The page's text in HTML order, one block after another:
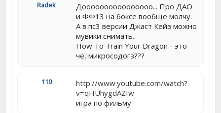
Radek
Доооооооооооооооо... Про ДАО
и ФФ13 на боксе вообще молчу.
А в пс3 версии Джаст Кейз можно
мувики снимать.
How To Train Your Dragon - это
чё, микросодогз???
110
http://www.youtube.com/watch?
v=qHUhygdAZIw
игра по фильму